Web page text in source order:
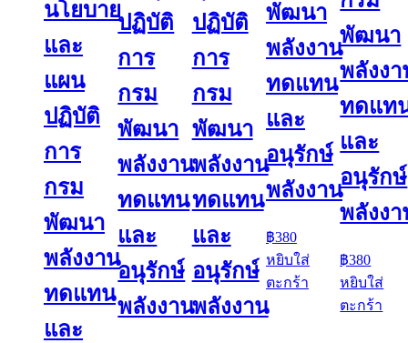
นโยบาย
และ
แผน
ปฏิบัติ
การ
กรม
พัฒนา
พลังงาน
ทดแทน
และ
ปฏิบัติ
การ
กรม
พัฒนา
พลังงาน
ทดแทน
และ
อนุรักษ์
พลังงาน
ปฏิบัติ
การ
กรม
พัฒนา
พลังงาน
ทดแทน
และ
อนุรักษ์
พลังงาน
พัฒนา
พลังงาน
ทดแทน
และ
อนุรักษ์
พลังงาน
฿380
หยิบใส่
ตะกร้า
พัฒนา
พลังงา
ทดแท
และ
อนุรักษ์
พลังงา
฿380
หยิบใส่
ตะกร้า